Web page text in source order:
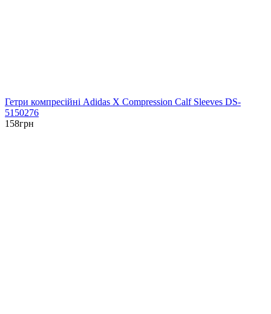
Гетри компресійні Adidas X Compression Calf Sleeves DS-
5150276
158грн